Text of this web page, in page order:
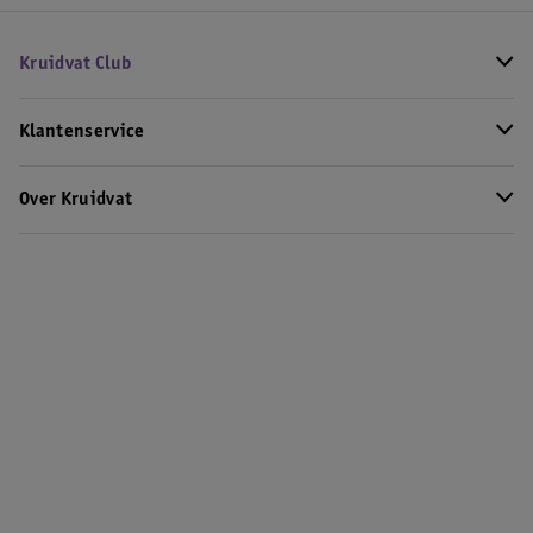
Kruidvat Club
Klantenservice
Over Kruidvat